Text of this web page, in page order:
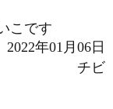
こです
2022年01月06日
チビ